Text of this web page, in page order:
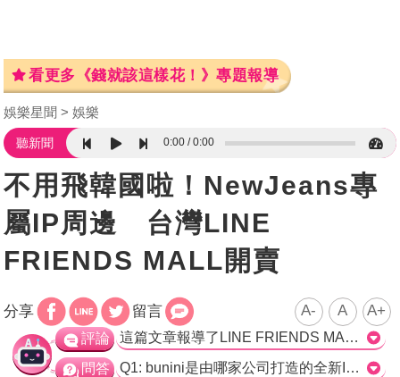
看更多《錢就該這樣花！》專題報導
娛樂星聞 娛樂
聽新聞 0:00 0:00
不用飛韓國啦！NewJeans專
屬IP周邊 台灣LINE
FRIENDS MALL開賣
分享 留言 A- A A+
評論 這篇文章報導了LINE FRIENDS MALL即將開賣NewJeans話題商品bunini和THE POWERPUFF GIRLS系列，並提到了眾多周邊商品包括鑰匙圈、換裝玩偶、手機支架等，讓粉絲們期待已久。另外，文章也提到LINE FRIENDS MALL上架了韓國最新的官方商品，除了LINE FRIENDS明星之外，還有BT21、TRUZ、COLLER、minini等系列，讓粉絲不受地區所限可以購買心愛的IP明星。 其中，bunini是IPX專為NewJeans量身打造的軟萌明星，該明星在NewJeans《ASAP》MV中亮相後就引起了粉絲們的熱議。bunini以其大大的耳朵和毛茸茸的外表加上多巴胺色系的特點，展現出極高的萌度。bunini系列商品包含換裝娃娃、校園風換裝娃娃服飾、鑰匙圈等，將在10月25日中午正式在LINE FRIENDS MALL官網上市。 這篇文章提供了相當詳細的資訊，讓粉絲們可以了解並期待即將開賣的商品。文章中也提到了LINE FRIENDS MALL提供的韓國官方商品，這將讓粉絲們更加方便地購買喜愛的IP明星產品。然而，文章中並未提及價格相關的資訊，這讓我們無法得知這些商品的價格範圍。 總的來說，這篇文章提供了關於LINE FRIENDS MALL即將開賣的NewJeans話題商品bunini和其他系列的相關資訊，讓粉絲們可以事先了解並準備購買。然而，我希望文章能提供更多關於價格的資訊以完善報導的內容。>
問答 Q1: bunini是由哪家公司打造的全新IP明星？ a) LINE FRIENDS b) THE POWERPUFF GIRLS c) NewJeans d) IPX 正確解答：d) IPX Q2: bunini的特色是什麼？ a) 大大的耳朵和毛茸茸的外表 b) 換裝娃娃、校園風換裝娃娃服飾、鑰匙圈等商品 c) 轟動全球 d) 軟萌魅力直接俘擄粉絲的心 正確解答：a) 大大的耳朵和毛茸茸的外表 d) 軟萌魅力直接俘擄粉絲的心 Q3: 10/25中午正式開賣的是哪些商品？ a) LINE FRIENDS明星商品 b) BT21、TRUZ、COLLER、minini等系列商品 c) bunini系列商品 d) 手機支架、換裝玩偶、鑰匙圈等商品 正確解答：c) bunini系列商品 d) 手機支架、換裝玩偶、鑰匙圈等商品